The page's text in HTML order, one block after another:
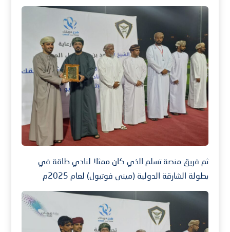
ثم فريق منصة تسلم الذي كان ممثلا لنادي طاقة في
بطولة الشارقة الدولية (ميني فوتبول) لعام 2025م